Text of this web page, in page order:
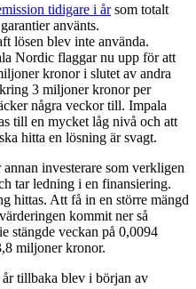
tidigare i årsom totalt
använts.
lösen blev inte använda.
Nordic flaggar nu upp för att
kronor i slutet av andra
3 miljoner kronor per
några veckor till. Impala
till en mycket låg nivå och att
hitta en lösning är svagt.
investerare som verkligen
tar ledning i en finansiering.
hittas. Att få in en större mängd
kommit ner så
stängde veckan på 0,0094
miljoner kronor.
tillbaka blev i början av